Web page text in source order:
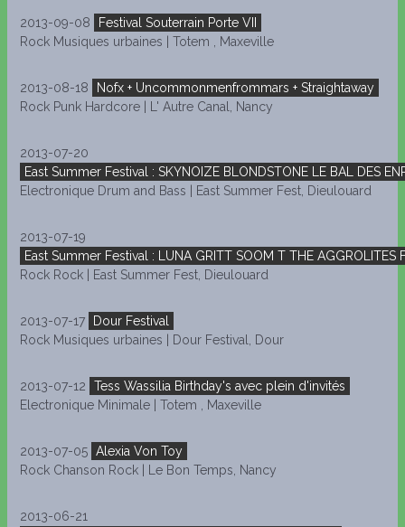
2013-09-08
Festival Souterrain Porte VII
Rock Musiques urbaines | Totem , Maxeville
2013-08-18
Nofx + Uncommonmenfrommars + Straightaway
Rock Punk Hardcore | L' Autre Canal, Nancy
2013-07-20
East Summer Festival : SKYNOIZE BLONDSTONE LE BAL DES
Electronique Drum and Bass | East Summer Fest, Dieulouard
2013-07-19
East Summer Festival : LUNA GRITT SOOM T THE AGGROLITES
Rock Rock | East Summer Fest, Dieulouard
2013-07-17
Dour Festival
Rock Musiques urbaines | Dour Festival, Dour
2013-07-12
Tess Wassilia Birthday's avec plein d'invités
Electronique Minimale | Totem , Maxeville
2013-07-05 Alexia Von Toy
Rock Chanson Rock | Le Bon Temps, Nancy
2013-06-21